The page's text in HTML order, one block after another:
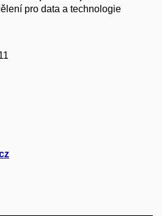
pro data a technologie